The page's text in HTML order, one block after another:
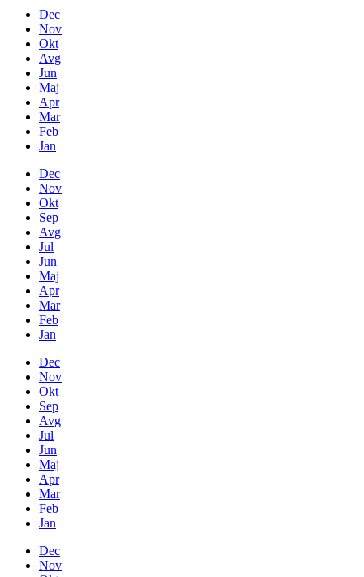
Dec
Nov
Okt
Avg
Jun
Maj
Apr
Mar
Feb
Jan
Dec
Nov
Okt
Sep
Avg
Jul
Jun
Maj
Apr
Mar
Feb
Jan
Dec
Nov
Okt
Sep
Avg
Jul
Jun
Maj
Apr
Mar
Feb
Jan
Dec
Nov